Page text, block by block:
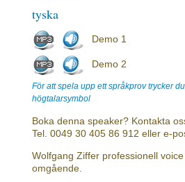
tyska
Demo 1
Demo 2
För att spela upp ett språkprov trycker
högtalarsymbol
Boka denna speaker? Kontakta
Tel. 0049 30 405 86 912 eller e-
Wolfgang Ziffer professionell
omgående.